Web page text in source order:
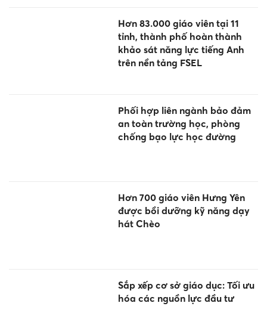
Hơn 83.000 giáo viên tại 11
tỉnh, thành phố hoàn thành
khảo sát năng lực tiếng Anh
trên nền tảng FSEL
Phối hợp liên ngành bảo đảm
an toàn trường học, phòng
chống bạo lực học đường
Hơn 700 giáo viên Hưng Yên
được bồi dưỡng kỹ năng dạy
hát Chèo
Sắp xếp cơ sở giáo dục: Tối ưu
hóa các nguồn lực đầu tư